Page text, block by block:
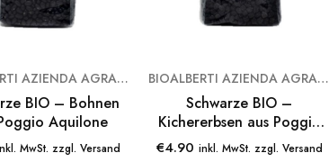
BIOALBERTI AZIENDA AGRARIA
BIO – Bohnen
Aquilone
MwSt. zzgl. Versand
BIOALBERTI AZIENDA AGRARIA
Schwarze BIO –
Kichererbsen aus Poggio
Aquilone
€4.90 inkl. MwSt. zzgl. Versand